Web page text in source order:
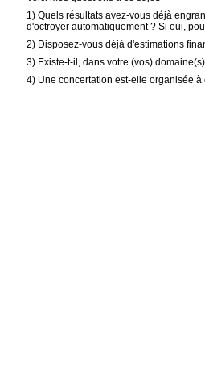
1) Quels résultats avez-vous déjà
d'octroyer automatiquement ? Si oui,
2) Disposez-vous déjà d'estimations
3) Existe-t-il, dans votre (vos)
4) Une concertation est-elle organisée